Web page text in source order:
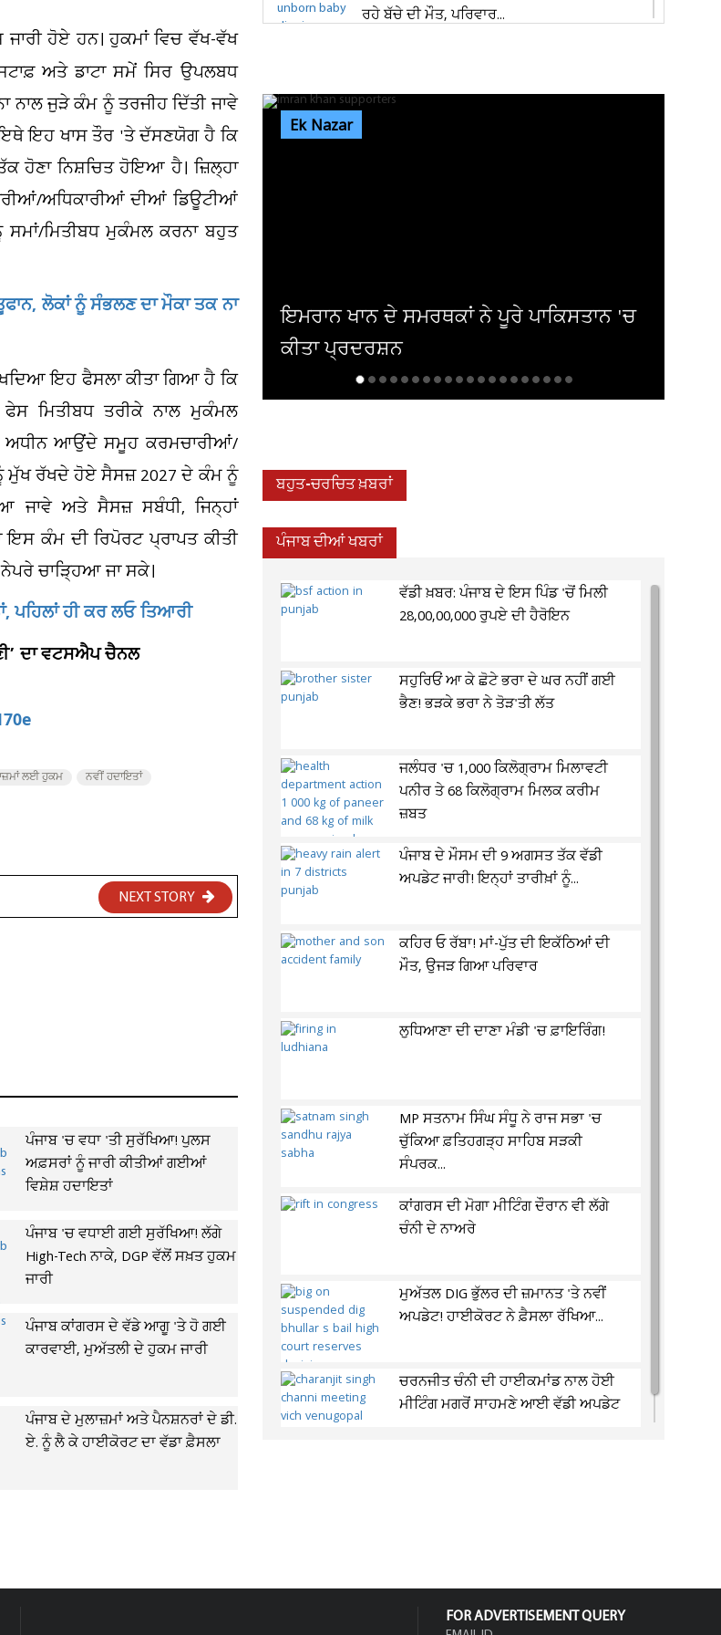
ਹੋਏ ਹਨ। ਹੁਕਮਾਂ ਵਿਚ ਵੱਖ-ਵੱਖ
ਅਤੇ ਡਾਟਾ ਸਮੇਂ ਸਿਰ ਉਪਲਬਧ
ਜੁੜੇ ਕੰਮ ਨੂੰ ਤਰਜੀਹ ਦਿੱਤੀ ਜਾਵੇ
ਇਥੇ ਇਹ ਖਾਸ ਤੌਰ 'ਤੇ ਦੱਸਣਯੋਗ ਹੈ ਕਿ
ਹੋਣਾ ਨਿਸ਼ਚਿਤ ਹੋਇਆ ਹੈ। ਜ਼ਿਲ੍ਹਾ
ਅਧਿਕਾਰੀਆਂ ਦੀਆਂ ਡਿਊਟੀਆਂ
ਮਿਤੀਬਧ ਮੁਕੰਮਲ ਕਰਨਾ ਬਹੁਤ
ਲੋਕਾਂ ਨੂੰ ਸੰਭਲਣ ਦਾ ਮੌਕਾ ਤਕ ਨਾ
ਇਹ ਫੈਸਲਾ ਕੀਤਾ ਗਿਆ ਹੈ ਕਿ
ਮਿਤੀਬਧ ਤਰੀਕੇ ਨਾਲ ਮੁਕੰਮਲ
ਅਧੀਨ ਆਉਂਦੇ ਸਮੂਹ ਕਰਮਚਾਰੀਆਂ/
ਨੂੰ ਮੁੱਖ ਰੱਖਦੇ ਹੋਏ ਸੈਸਜ਼ 2027 ਦੇ ਕੰਮ ਨੂੰ
ਜਾਵੇ ਅਤੇ ਸੈਸਜ਼ ਸਬੰਧੀ, ਜਿਨ੍ਹਾਂ
ਕੰਮ ਦੀ ਰਿਪੋਰਟ ਪ੍ਰਾਪਤ ਕੀਤੀ
ਚਾੜ੍ਹਿਆ ਜਾ ਸਕੇ।
ਪਹਿਲਾਂ ਹੀ ਕਰ ਲਓ ਤਿਆਰੀ
ਦਾ ਵਟਸਐਪ ਚੈਨਲ
ਲਈ ਹੁਕਮ ਨਵੀਂ ਹਦਾਇਤਾਂ
NEXT STORY
ਪੰਜਾਬ 'ਚ ਵਧਾ 'ਤੀ ਸੁਰੱਖਿਆ! ਪੁਲਸ
ਅਫ਼ਸਰਾਂ ਨੂੰ ਜਾਰੀ ਕੀਤੀਆਂ ਗਈਆਂ
ਵਿਸ਼ੇਸ਼ ਹਦਾਇਤਾਂ
ਪੰਜਾਬ 'ਚ ਵਧਾਈ ਗਈ ਸੁਰੱਖਿਆ! ਲੱਗੇ
High-Tech ਨਾਕੇ, DGP ਵੱਲੋਂ ਸਖ਼ਤ ਹੁਕਮ
ਜਾਰੀ
ਪੰਜਾਬ ਕਾਂਗਰਸ ਦੇ ਵੱਡੇ ਆਗੂ 'ਤੇ ਹੋ ਗਈ
ਕਾਰਵਾਈ, ਮੁਅੱਤਲੀ ਦੇ ਹੁਕਮ ਜਾਰੀ
ਪੰਜਾਬ ਦੇ ਮੁਲਾਜ਼ਮਾਂ ਅਤੇ ਪੈਨਸ਼ਨਰਾਂ ਦੇ ਡੀ.
ਏ. ਨੂੰ ਲੈ ਕੇ ਹਾਈਕੋਰਟ ਦਾ ਵੱਡਾ ਫ਼ੈਸਲਾ
ਰਹੇ ਬੱਚੇ ਦੀ ਮੌਤ, ਪਰਿਵਾਰ...
Ek Nazar
ਦੇ ਸਮਰਥਕਾਂ ਨੇ ਪੂਰੇ ਪਾਕਿਸਤਾਨ 'ਚ
ਇੰਡਸਟਰੀ ਨੂੰ 100 ਤੋਂ ਵੱਧ ਹਿੱਟ ਫਿਲਮਾਂ ਦੇ ਚੁੱਕੇ
ਅਦਾਕਾਰ ਦਾ ਹੋਇਆ ਬੁਰਾ ਹਾਲ...
ਬਹੁਤ-ਚਰਚਿਤ ਖ਼ਬਰਾਂ
ਪੰਜਾਬ ਦੀਆਂ ਖਬਰਾਂ
ਵੱਡੀ ਖ਼ਬਰ: ਪੰਜਾਬ ਦੇ ਇਸ ਪਿੰਡ 'ਚੋਂ ਮਿਲੀ
28,00,00,000 ਰੁਪਏ ਦੀ ਹੈਰੋਇਨ
ਸਹੁਰਿਓਂ ਆ ਕੇ ਛੋਟੇ ਭਰਾ ਦੇ ਘਰ ਨਹੀਂ ਗਈ
ਭੈਣ! ਭੜਕੇ ਭਰਾ ਨੇ ਤੋੜ'ਤੀ ਲੱਤ
ਜਲੰਧਰ 'ਚ 1,000 ਕਿਲੋਗ੍ਰਾਮ ਮਿਲਾਵਟੀ
ਪਨੀਰ ਤੇ 68 ਕਿਲੋਗ੍ਰਾਮ ਮਿਲਕ ਕਰੀਮ
ਜ਼ਬਤ
ਪੰਜਾਬ ਦੇ ਮੌਸਮ ਦੀ 9 ਅਗਸਤ ਤੱਕ ਵੱਡੀ
ਅਪਡੇਟ ਜਾਰੀ! ਇਨ੍ਹਾਂ ਤਾਰੀਖ਼ਾਂ ਨੂੰ...
ਕਹਿਰ ਓ ਰੱਬਾ! ਮਾਂ-ਪੁੱਤ ਦੀ ਇਕੱਠਿਆਂ ਦੀ
ਮੌਤ, ਉਜੜ ਗਿਆ ਪਰਿਵਾਰ
ਲੁਧਿਆਣਾ ਦੀ ਦਾਣਾ ਮੰਡੀ 'ਚ ਫ਼ਾਇਰਿੰਗ!
MP ਸਤਨਾਮ ਸਿੰਘ ਸੰਧੂ ਨੇ ਰਾਜ ਸਭਾ 'ਚ
ਚੁੱਕਿਆ ਫ਼ਤਿਹਗੜ੍ਹ ਸਾਹਿਬ ਸੜਕੀ
ਸੰਪਰਕ...
ਕਾਂਗਰਸ ਦੀ ਮੋਗਾ ਮੀਟਿੰਗ ਦੌਰਾਨ ਵੀ ਲੱਗੇ
ਚੰਨੀ ਦੇ ਨਾਅਰੇ
ਮੁਅੱਤਲ DIG ਭੁੱਲਰ ਦੀ ਜ਼ਮਾਨਤ 'ਤੇ ਨਵੀਂ
ਅਪਡੇਟ! ਹਾਈਕੋਰਟ ਨੇ ਫ਼ੈਸਲਾ ਰੱਖਿਆ...
ਚਰਨਜੀਤ ਚੰਨੀ ਦੀ ਹਾਈਕਮਾਂਡ ਨਾਲ ਹੋਈ
ਮੀਟਿੰਗ ਮਗਰੋਂ ਸਾਹਮਣੇ ਆਈ ਵੱਡੀ ਅਪਡੇਟ
FOR ADVERTISEMENT QUERY